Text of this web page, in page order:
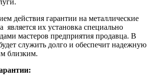
действия гарантии на металлические
является их установка специально
мастеров предприятия продавца. В
служить долго и обеспечит надежную
близким.